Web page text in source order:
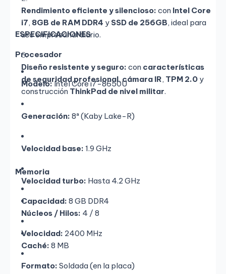
Rendimiento eficiente y silencioso: con Intel Core
i7, 8GB de RAM DDR4 y SSD de 256GB, ideal para
uso empresarial diario.
Diseño resistente y seguro: con características
de seguridad profesional,cámara IR, TPM 2.0 y
construcción ThinkPad de nivel militar.
ESPECIFICACIONES
Procesador
Modelo:Intel Core i7-8650U
Generación: 8ª (Kaby Lake-R)
Velocidad base: 1.9 GHz
Velocidad turbo: Hasta 4.2 GHz
Núcleos / Hilos: 4 / 8
Caché: 8 MB
Memoria
Capacidad: 8 GB DDR4
Velocidad: 2400 MHz
Formato: Soldada (en la placa)